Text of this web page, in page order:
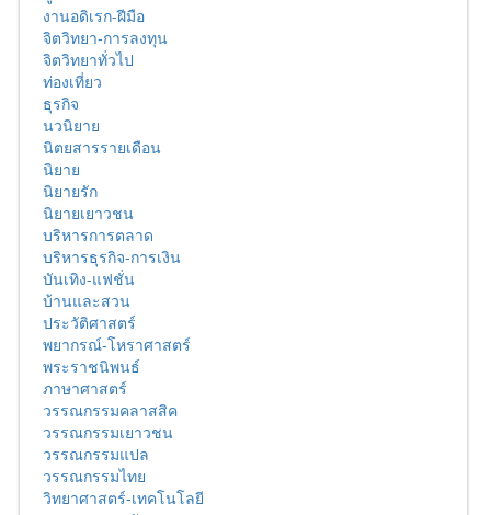
งานอดิเรก-ฝีมือ
จิตวิทยา-การลงทุน
จิตวิทยาทั่วไป
ท่องเที่ยว
ธุรกิจ
นวนิยาย
นิตยสารรายเดือน
นิยาย
นิยายรัก
นิยายเยาวชน
บริหารการตลาด
บริหารธุรกิจ-การเงิน
บันเทิง-แฟชั่น
บ้านและสวน
ประวัติศาสตร์
พยากรณ์-โหราศาสตร์
พระราชนิพนธ์
ภาษาศาสตร์
วรรณกรรมคลาสสิค
วรรณกรรมเยาวชน
วรรณกรรมแปล
วรรณกรรมไทย
วิทยาศาสตร์-เทคโนโลยี